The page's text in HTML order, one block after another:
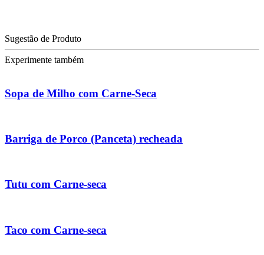
Sugestão de Produto
Experimente também
Sopa de Milho com Carne-Seca
Barriga de Porco (Panceta) recheada
Tutu com Carne-seca
Taco com Carne-seca